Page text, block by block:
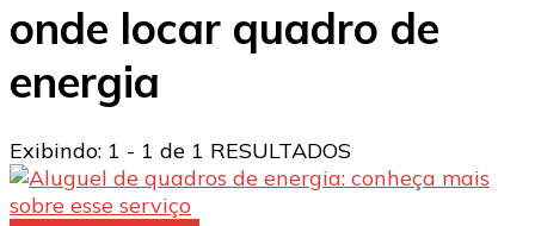
onde locar quadro de
energia
Exibindo: 1 - 1 de 1 RESULTADOS